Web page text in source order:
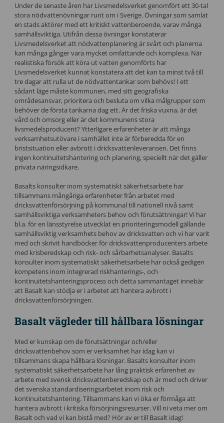
Under de senaste åren har Livsmedelsverket genomfört ett 30-tal
stora nödvattenövningar runt om i Sverige. Övningar som samlat
en stads aktörer med ett kritiskt vattenberoende, varav många
samhällsviktiga. Utifrån dessa övningar konstaterar
Livsmedelsverket att nödvattenplanering är svårt och planerna
kan många gånger vara mycket omfattande och komplexa. När
realistiska försök att köra ut vatten genomförts har
Livsmedelsverket kunnat konstatera att det kan ta minst två till
tre dagar att rulla ut de nödvattentankar som behövs! I ett
sådant läge måste kommunen, med sitt geografiska
områdesansvar, prioritera och besluta om vilka målgrupper som
behöver de första tankarna dag ett. Är det friska vuxna, är det
vård och omsorg eller är det kommunens stora
livsmedelsproducent? Ytterligare erfarenheter är att många
verksamhetsutövare i samhället inte är förberedda för en
bristsituation eller avbrott i dricksvattenleveransen. Det finns
ingen kontinuitetshantering och planering, speciellt när det gäller
privata näringsidkare.
Basalts konsulter inom systematiskt säkerhetsarbete har
tillsammans mångåriga erfarenheter från arbetet med
dricksvattenförsörjning på kommunal till nationell nivå samt
samhällsviktiga verksamheters behov och förutsättningar! Vi har
bl.a. för en länsstyrelse utvecklat en prioriteringsmodell gällande
samhällsviktig verksamhets behov av dricksvatten och vi har varit
med och skrivit handböcker för dricksvattenproducenters arbete
med krisberedskap och risk- och sårbarhetsanalyser. Basalts
konsulter inom systematiskt säkerhetsarbete har också gedigen
kompetens inom integrerad riskhanterings-, och
kontinuitetshanteringsprocess och detta sammantaget innebär
att Basalt kan stödja er i arbetet att hantera avbrott i
dricksvattenförsörjningen.
Basalt vägleder till hållbara lösningar
Med er kunskap om de förutsättningar och/eller
dricksvattenbehov som er verksamhet har idag kan vi
tillsammans skapa hållbara lösningar. Basalts konsulter inom
systematiskt säkerhetsarbete har lång praktisk erfarenhet av
arbete med svensk dricksvattenberedskap och är med och driver
det svenska standardiseringsarbetet inom risk och
kontinuitetshantering. Tillsammans kan vi öka er förmåga att
hantera avbrott i kritiska försörjningsresurser. Vill ni veta mer om
Basalt och vad vi kan bistå med? Hör av er till Basalt idag!